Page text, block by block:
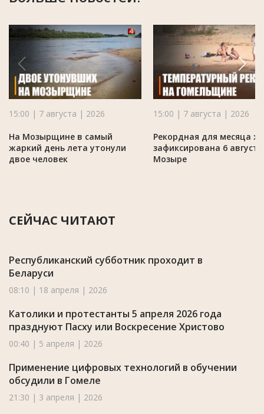
15:00 | 7 августа | 2026
На Мозырщине в самый
жаркий день лета утонули
двое человек
15:00 | 7 августа | 2026
Рекордная для месяца
зафиксирована 6
Мозыре
СЕЙЧАС ЧИТАЮТ
Республиканский субботник проходит в
Беларуси
08:10 | 18 апреля | 2026
Католики и протестанты 5 апреля 2026 года
празднуют Пасху или Воскресение Христово
00:40 | 5 апреля | 2026
Применение цифровых технологий в обучении
обсудили в Гомеле
21:30 | 3 апреля | 2026